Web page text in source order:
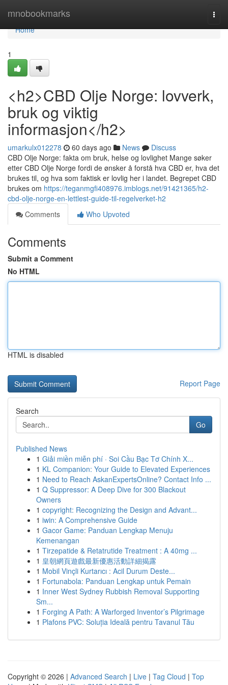
mnobookmarks
Home
Home
1
<h2>CBD Olje Norge: lovverk,
bruk og viktig
informasjon</h2>
umarkulx012278 60 days ago News
Discuss
CBD Olje Norge: fakta om bruk, helse og lovlighet Mange søker
etter CBD Olje Norge fordi de ønsker å forstå hva CBD er, hva det
brukes til, og hva som faktisk er lovlig her i landet. Begrepet CBD
brukes om https://teganmgfi408976.imblogs.net/91421365/h2-
cbd-olje-norge-en-lettlest-guide-til-regelverket-h2
Comments
Who Upvoted
Comments
Submit a Comment
No HTML
HTML is disabled
Report Page
Search
Go
Published News
1 Giải miền miễn phí · Soi Cầu Bạc Tơ Chính X...
1 KL Companion: Your Guide to Elevated Experiences
1 Need to Reach AskanExpertsOnline? Contact Info ...
1 Q Suppressor: A Deep Dive for 300 Blackout
Owners
1 copyright: Recognizing the Design and Advant...
1 iwin: A Comprehensive Guide
1 Gacor Game: Panduan Lengkap Menuju
Kemenangan
1 Tirzepatide & Retatrutide Treatment : A 40mg ...
1 皇朝網頁遊戲最新優惠活動詳細揭露
1 Mobil Vinçli Kurtarıcı : Acil Durum Deste...
1 Fortunabola: Panduan Lengkap untuk Pemain
1 Inner West Sydney Rubbish Removal Supporting
Sm...
1 Forging A Path: A Warforged Inventor’s Pilgrimage
1 Plafons PVC: Soluția Ideală pentru Tavanul Tău
Copyright © 2026 | Advanced Search | Live | Tag Cloud | Top